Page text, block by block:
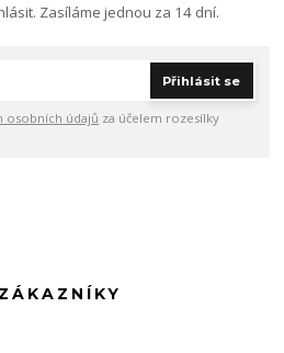
Zasíláme jednou za 14 dní.
Přihlásit se
osobních údajů za účelem rozesílky